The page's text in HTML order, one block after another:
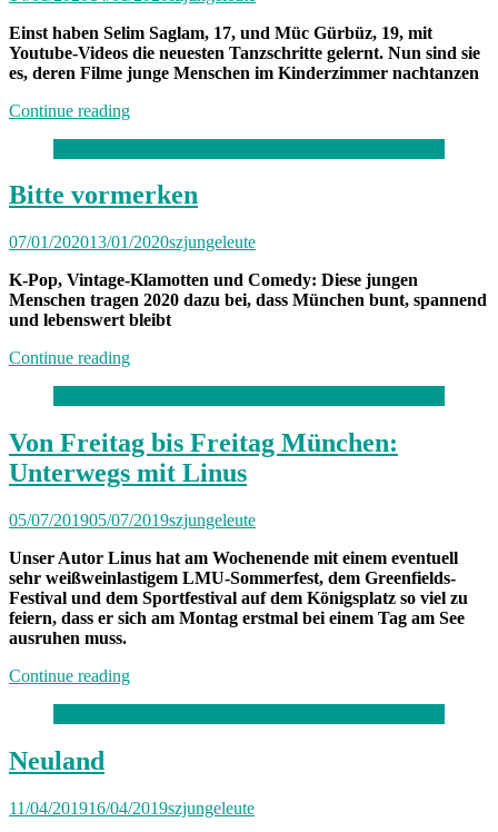
Einst haben Selim Saglam, 17, und Müc Gürbüz, 19, mit
Youtube-Videos die neuesten Tanzschritte gelernt. Nun sind sie
es, deren Filme junge Menschen im Kinderzimmer nachtanzen
Continue reading„Koreanisch
Bitte vormerken
07/01/202013/01/2020szjungeleute
K-Pop, Vintage-Klamotten und Comedy: Diese jungen
Menschen tragen 2020 dazu bei, dass München bunt, spannend
und lebenswert bleibt
Continue reading„Bitte
Von Freitag bis Freitag München:
Unterwegs mit Linus
05/07/201905/07/2019szjungeleute
Unser Autor Linus hat am Wochenende mit einem eventuell
sehr weißweinlastigem LMU-Sommerfest, dem Greenfields-
Festival und dem Sportfestival auf dem Königsplatz so viel zu
feiern, dass er sich am Montag erstmal bei einem Tag am See
ausruhen muss.
Continue reading„Von
Linus“
Neuland
11/04/201916/04/2019szjungeleute